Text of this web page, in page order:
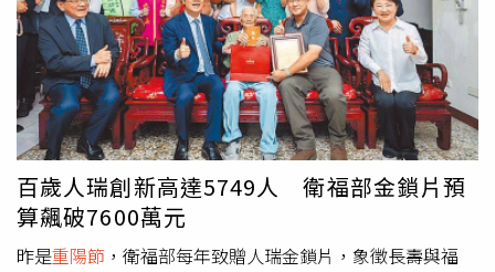
以爭取支持。他當時即痛批，北市建築師公會需要有理念、
有遠見的理事會，而非「福利委員會」。潘冀今年已84歲，
記者盼能與潘冀再次談談公會事務，不過事務代為回應，潘
先生近年已沒參與公會婉拒。建築師莫國箴認為，公會必須
交給有在執行業務的會員去運作，但現在公會重要幹部多是
「類停業」的「老前輩」，應該改選交棒給年輕人。（圖／
翻攝莫國箴Moek Mo臉書）不過，今年50歲的建築師莫國
箴也認為，公會的現有結構及制度難以完整發揮為會員爭取
執業權益或專業技術交流的功用。他直言，有很多資深建築
師，具備多重會籍資格，喜歡去插手干預非事務所登記本籍
後環境也變得雜亂難以收拾。小Call表示她的本意是心疼婆
婆年紀已高，光是準備過程就已經十分辛苦，因此多次表達
希望「簡化拜拜次數與供品」的想法。今年的重陽節，累積
已久的壓力終於爆發。小Call再也忍不住對婆婆大吼：「妳
就每個月都在拜拜，每個月2、3次，一年拜個40次！」婆
婆聞言也氣到回擊：「哪有40次這麼多，以後不拜了！」隨
即甩門回房，讓一旁的老公也看得傻眼，事後，幸好有親戚
居中協調，向婆婆溝通，婆婆似乎也慢慢聽進了簡化的建
議。兩性專家黃越綏老師聽完小Call講述後分析，小Call的
行為雖然出於心疼，但也夾雜著「覺得累、覺得煩、不喜
百歲人瑞創新高達5749人 衛福部金鎖片預
算飆破7600萬元
昨是重陽節 ，衛福部每年致贈人瑞金鎖片，象徵長壽與福